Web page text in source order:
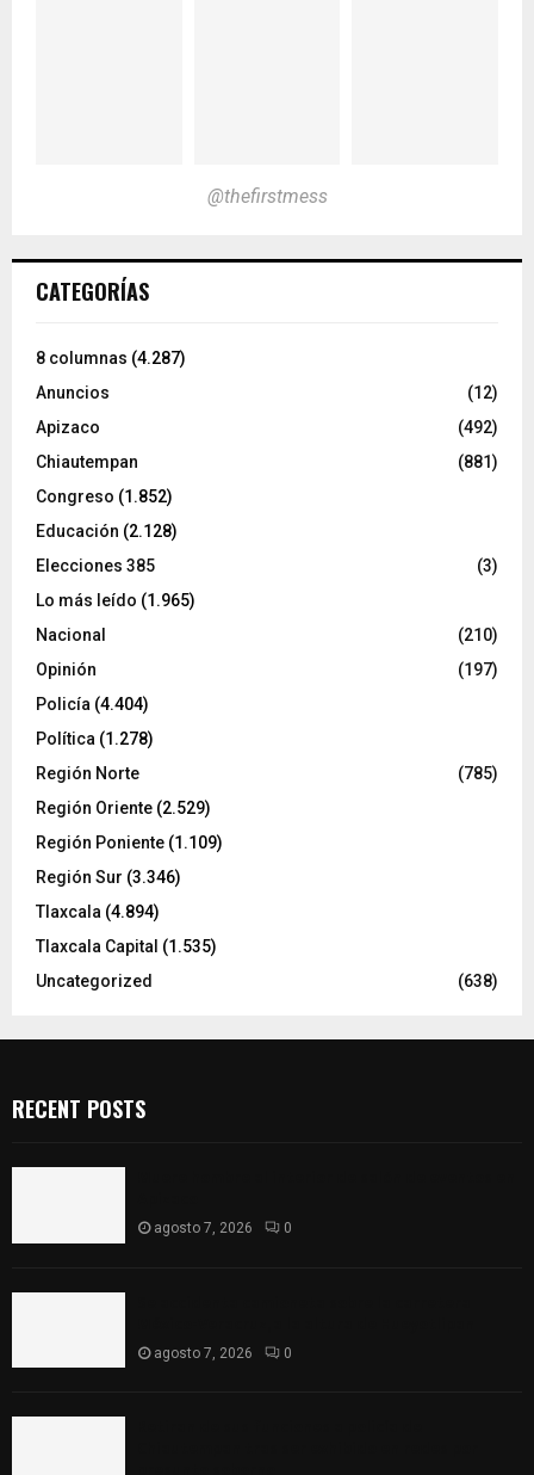
@thefirstmess
CATEGORÍAS
8 columnas (4.287)
Anuncios
(12)
Apizaco
(492)
Chiautempan
(881)
Congreso (1.852)
Educación (2.128)
Elecciones 385
(3)
Lo más leído (1.965)
Nacional
(210)
Opinión
(197)
Policía (4.404)
Política (1.278)
Región Norte
(785)
Región Oriente (2.529)
Región Poniente (1.109)
Región Sur (3.346)
Tlaxcala (4.894)
Tlaxcala Capital (1.535)
Uncategorized
(638)
RECENT POSTS
agosto 7, 2026 0
agosto 7, 2026 0